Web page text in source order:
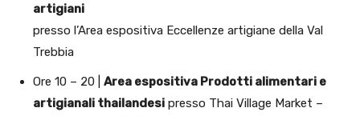
artigiani
presso l’Area espositiva Eccellenze artigiane della Val
Trebbia
Ore 10 – 20 | Area espositiva Prodotti alimentari e
artigianali thailandesi presso Thai Village Market –